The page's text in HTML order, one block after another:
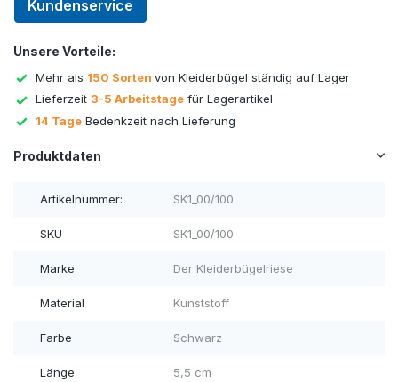
Kundenservice
Unsere Vorteile:
Mehr als 150 Sorten von Kleiderbügel ständig auf Lager
Lieferzeit 3-5 Arbeitstage für Lagerartikel
14 Tage Bedenkzeit nach Lieferung
Produktdaten
Artikelnummer: SK1_00/100
SKU SK1_00/100
Marke Der Kleiderbügelriese
Material Kunststoff
Farbe Schwarz
Länge 5,5 cm